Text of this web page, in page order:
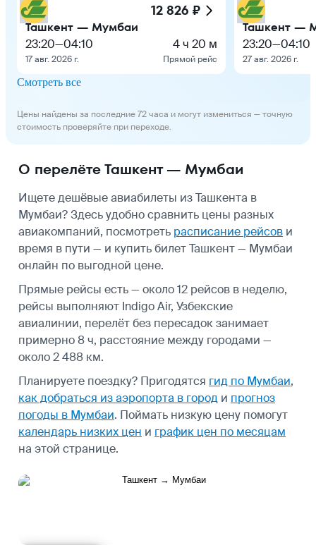
12 826 ₽
Ташкент — Мумбаи
23:20—04:10
17 авг. 2026 г.
4 ч 20 м
Прямой рейс
Ташкент —
23:20—04:10
27 авг. 2026 г.
Смотреть все
Цены найдены за последние 72 часа и могут измениться — точную
стоимость проверяйте при переходе.
О перелёте Ташкент — Мумбаи
Ищете дешёвые авиабилеты из Ташкента в
Мумбаи? Здесь удобно сравнить цены разных
авиакомпаний, посмотреть расписание рейсов и
время в пути — и купить билет Ташкент — Мумбаи
онлайн по выгодной цене.
Прямые рейсы есть — около 12 рейсов в неделю,
рейсы выполняют Indigo Air, Узбекские
авиалинии, перелёт без пересадок занимает
примерно 8 ч, расстояние между городами —
около 2 488 км.
Планируете поездку? Пригодятся гид по Мумбаи,
как добраться из аэропорта в город и прогноз
погоды в Мумбаи. Поймать низкую цену помогут
календарь низких цен и график цен по месяцам
на этой странице.